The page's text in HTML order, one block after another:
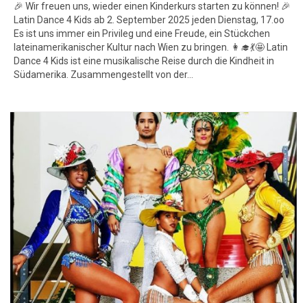
🎉 Wir freuen uns, wieder einen Kinderkurs starten zu können! 🎉
Latin Dance 4 Kids ab 2. September 2025 jeden Dienstag, 17.oo
Es ist uns immer ein Privileg und eine Freude, ein Stückchen
lateinamerikanischer Kultur nach Wien zu bringen. 👩‍🎓💃🤩 Latin
Dance 4 Kids ist eine musikalische Reise durch die Kindheit in
Südamerika. Zusammengestellt von der…